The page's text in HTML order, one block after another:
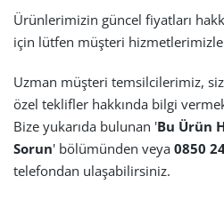
Ürünlerimizin güncel fiyatları
için lütfen müşteri
Uzman müşteri temsilcilerimiz,
özel teklifler hakkında bilgi
Bize yukarıda bulunan 'Bu Ürün
Sorun' bölümünden veya 0850
telefondan ulaşabilirsiniz.